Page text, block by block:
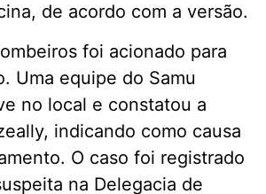
de acordo com a versão.
foi acionado para
Uma equipe do Samu
no local e constatou a
indicando como causa
O caso foi registrado
na Delegacia de